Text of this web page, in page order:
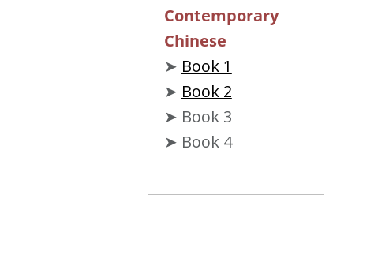
Contemporary
Chinese
➤ Book 1
➤ Book 2
➤ Book 3
➤ Book 4